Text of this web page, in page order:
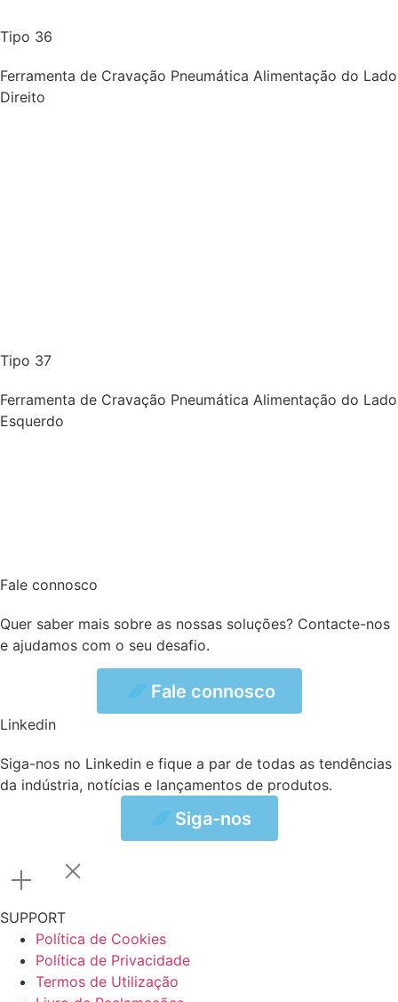
Tipo 36
Ferramenta de Cravação Pneumática Alimentação do Lado
Direito
Tipo 37
Ferramenta de Cravação Pneumática Alimentação do Lado
Esquerdo
Fale connosco
Quer saber mais sobre as nossas soluções? Contacte-nos
e ajudamos com o seu desafio.
Fale connosco
Linkedin
Siga-nos no Linkedin e fique a par de todas as tendências
da indústria, notícias e lançamentos de produtos.
Siga-nos
SUPPORT
Política de Cookies
Política de Privacidade
Termos de Utilização